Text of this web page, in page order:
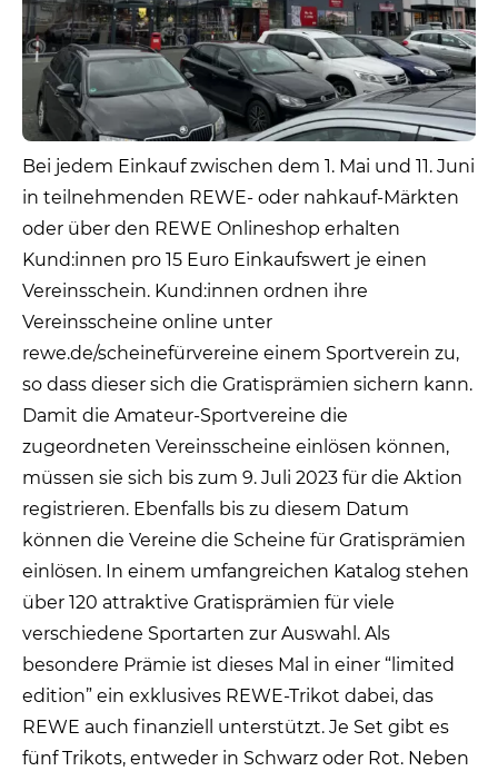
Bei jedem Einkauf zwischen dem 1. Mai und 11. Juni
in teilnehmenden REWE- oder nahkauf-Märkten
oder über den REWE Onlineshop erhalten
Kund:innen pro 15 Euro Einkaufswert je einen
Vereinsschein. Kund:innen ordnen ihre
Vereinsscheine online unter
rewe.de/scheinefürvereine einem Sportverein zu,
so dass dieser sich die Gratisprämien sichern kann.
Damit die Amateur-Sportvereine die
zugeordneten Vereinsscheine einlösen können,
müssen sie sich bis zum 9. Juli 2023 für die Aktion
registrieren. Ebenfalls bis zu diesem Datum
können die Vereine die Scheine für Gratisprämien
einlösen. In einem umfangreichen Katalog stehen
über 120 attraktive Gratisprämien für viele
verschiedene Sportarten zur Auswahl. Als
besondere Prämie ist dieses Mal in einer “limited
edition” ein exklusives REWE-Trikot dabei, das
REWE auch finanziell unterstützt. Je Set gibt es
fünf Trikots, entweder in Schwarz oder Rot. Neben